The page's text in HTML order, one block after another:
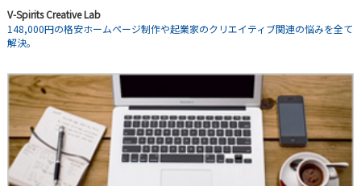
V-Spirits Creative Lab
148,000円の格安ホームページ制作や起業家のクリエイティブ関連の悩みを全て
解決。